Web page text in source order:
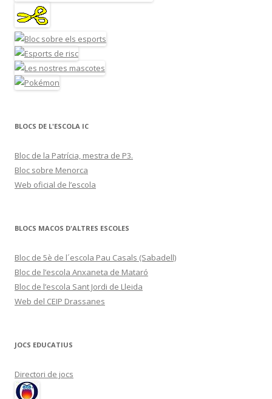
BLOCS DE L'ESCOLA IC
Bloc de la Patrícia, mestra de P3.
Bloc sobre Menorca
Web oficial de l’escola
BLOCS MACOS D'ALTRES ESCOLES
Bloc de 5è de l´escola Pau Casals (Sabadell)
Bloc de l’escola Anxaneta de Mataró
Bloc de l’escola Sant Jordi de Lleida
Web del CEIP Drassanes
JOCS EDUCATIUS
Directori de jocs